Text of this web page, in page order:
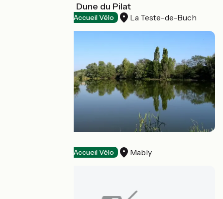
Grand Site de la Dune du Pilat
Accueil Vélo La Teste-de-Buch
Accueil Vélo Mably